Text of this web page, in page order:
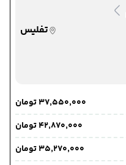
تفلیس
۳۷٬۵۵۰٬۰۰۰ تومان
۴۲٬۸۷۰٬۰۰۰ تومان
۳۵٬۲۷۰٬۰۰۰ تومان